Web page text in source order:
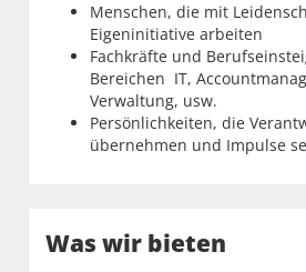
Menschen, die mit
Eigeninitiative arbeiten
Fachkräfte und
Bereichen IT,
Verwaltung, usw.
Persönlichkeiten, die
übernehmen und Impulse
Was wir bieten